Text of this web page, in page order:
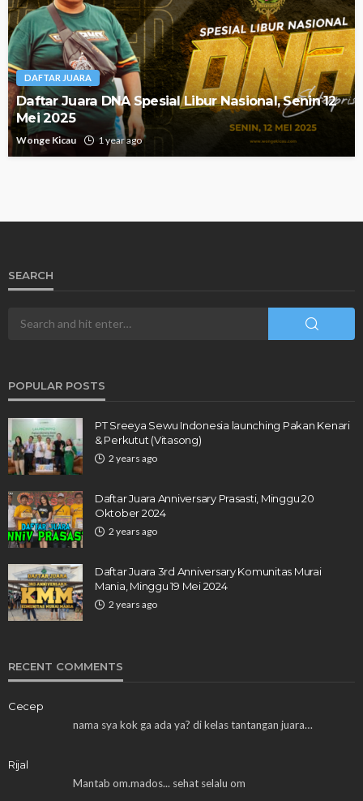
DAFTAR JUARA
Daftar Juara DNA Spesial Libur Nasional, Senin 12
Mei 2025
Wonge Kicau 1 year ago
SEARCH
POPULAR POSTS
PT Sreeya Sewu Indonesia launching Pakan Kenari
& Perkutut (Vitasong)
2 years ago
Daftar Juara Anniversary Prasasti, Minggu 20
Oktober 2024
2 years ago
Daftar Juara 3rd Anniversary Komunitas Murai
Mania, Minggu 19 Mei 2024
2 years ago
RECENT COMMENTS
Cecep
nama sya kok ga ada ya? di kelas tantangan juara…
Rijal
Mantab om.mados... sehat selalu om